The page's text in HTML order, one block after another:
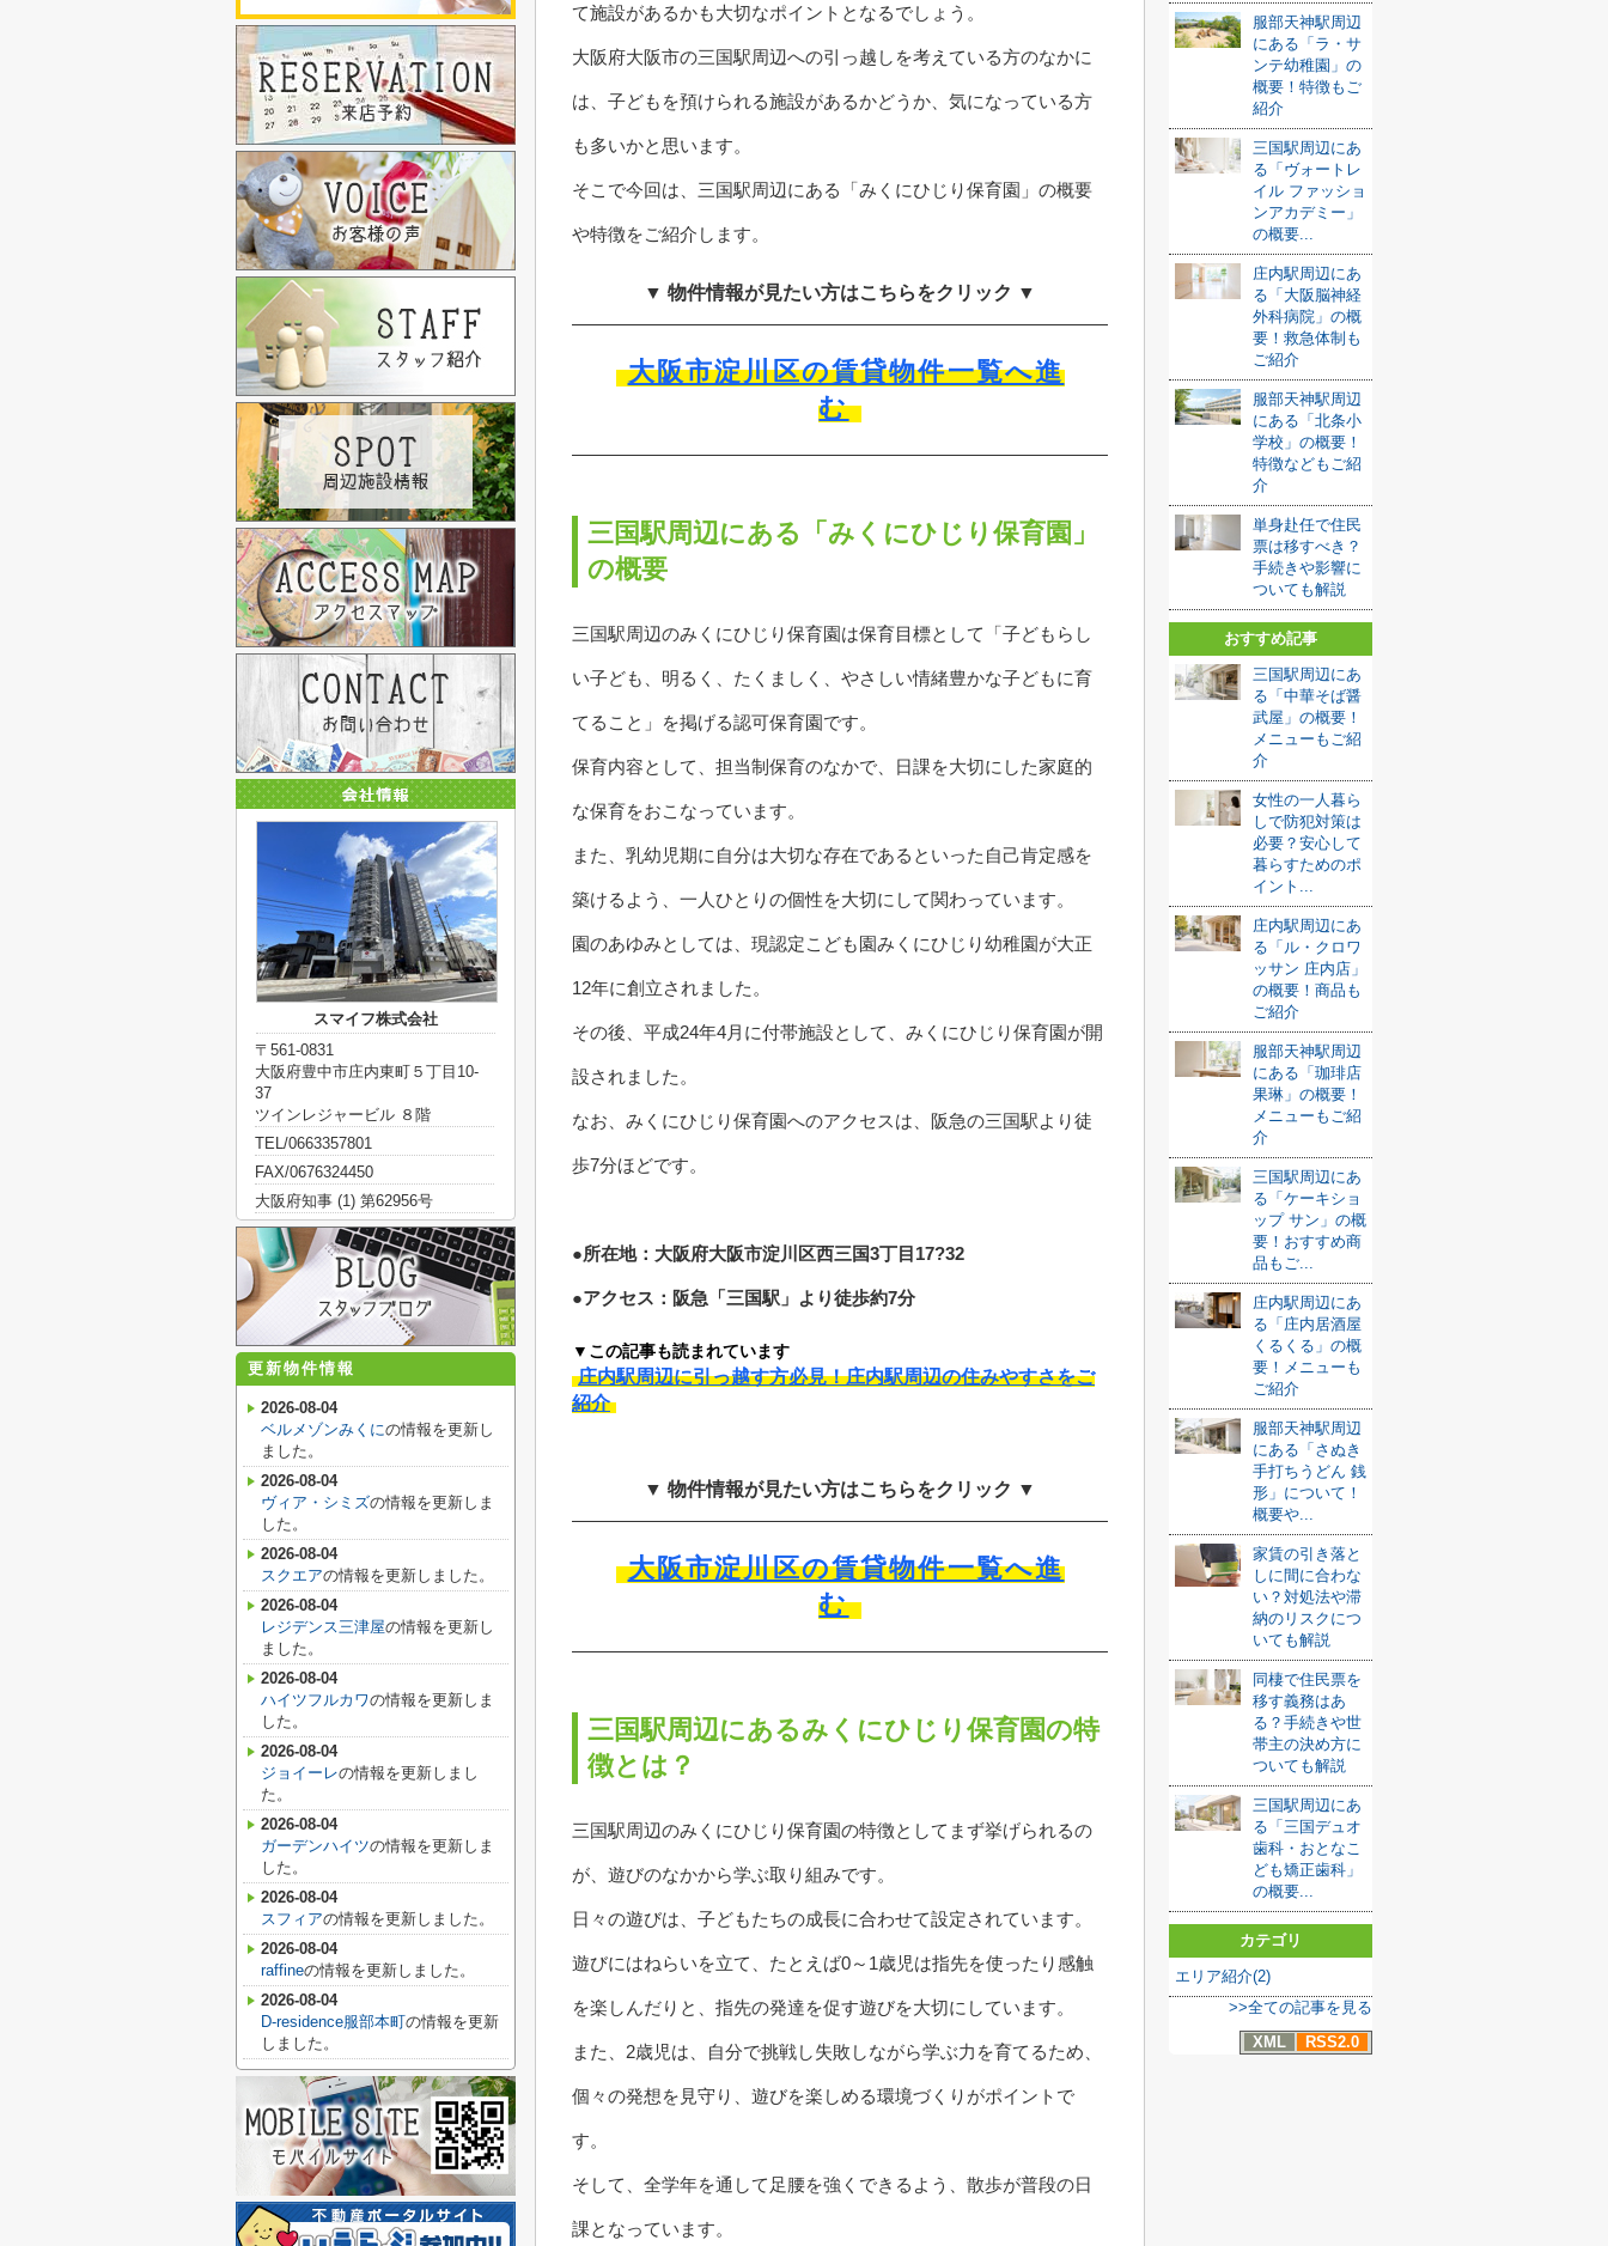
て施設があるかも大切なポイントとなるでしょう。
大阪府大阪市の三国駅周辺への引っ越しを考えている方のなかに
は、子どもを預けられる施設があるかどうか、気になっている方
も多いかと思います。
そこで今回は、三国駅周辺にある「みくにひじり保育園」の概要
や特徴をご紹介します。
▼ 物件情報が見たい方はこちらをクリック ▼
大阪市淀川区の賃貸物件一覧へ進
む
三国駅周辺にある「みくにひじり保育園」
の概要
三国駅周辺のみくにひじり保育園は保育目標として「子どもらし
い子ども、明るく、たくましく、やさしい情緒豊かな子どもに育
てること」を掲げる認可保育園です。
保育内容として、担当制保育のなかで、日課を大切にした家庭的
な保育をおこなっています。
また、乳幼児期に自分は大切な存在であるといった自己肯定感を
築けるよう、一人ひとりの個性を大切にして関わっています。
園のあゆみとしては、現認定こども園みくにひじり幼稚園が大正
12年に創立されました。
その後、平成24年4月に付帯施設として、みくにひじり保育園が開
設されました。
なお、みくにひじり保育園へのアクセスは、阪急の三国駅より徒
歩7分ほどです。
●所在地：大阪府大阪市淀川区西三国3丁目17?32
●アクセス：阪急「三国駅」より徒歩約7分
▼この記事も読まれています
庄内駅周辺に引っ越す方必見！庄内駅周辺の住みやすさをご
紹介
▼ 物件情報が見たい方はこちらをクリック ▼
大阪市淀川区の賃貸物件一覧へ進
む
三国駅周辺にあるみくにひじり保育園の特
徴とは？
三国駅周辺のみくにひじり保育園の特徴としてまず挙げられるの
が、遊びのなかから学ぶ取り組みです。
日々の遊びは、子どもたちの成長に合わせて設定されています。
遊びにはねらいを立て、たとえば0～1歳児は指先を使ったり感触
を楽しんだりと、指先の発達を促す遊びを大切にしています。
また、2歳児は、自分で挑戦し失敗しながら学ぶ力を育てるため、
個々の発想を見守り、遊びを楽しめる環境づくりがポイントで
す。
そして、全学年を通して足腰を強くできるよう、散歩が普段の日
課となっています。
服部天神駅周辺
にある「ラ・サ
ンテ幼稚園」の
概要！特徴もご
紹介
三国駅周辺にあ
る「ヴォートレ
イル ファッショ
ンアカデミー」
の概要...
庄内駅周辺にあ
る「大阪脳神経
外科病院」の概
要！救急体制も
ご紹介
服部天神駅周辺
にある「北条小
学校」の概要！
特徴などもご紹
介
単身赴任で住民
票は移すべき？
手続きや影響に
ついても解説
おすすめ記事
三国駅周辺にあ
る「中華そば醤
武屋」の概要！
メニューもご紹
介
女性の一人暮ら
しで防犯対策は
必要？安心して
暮らすためのポ
イント...
庄内駅周辺にあ
る「ル・クロワ
ッサン 庄内店」
の概要！商品も
ご紹介
服部天神駅周辺
にある「珈琲店
果琳」の概要！
メニューもご紹
介
三国駅周辺にあ
る「ケーキショ
ップ サン」の概
要！おすすめ商
品もご...
庄内駅周辺にあ
る「庄内居酒屋
くるくる」の概
要！メニューも
ご紹介
服部天神駅周辺
にある「さぬき
手打ちうどん 銭
形」について！
概要や...
家賃の引き落と
しに間に合わな
い？対処法や滞
納のリスクにつ
いても解説
同棲で住民票を
移す義務はあ
る？手続きや世
帯主の決め方に
ついても解説
三国駅周辺にあ
る「三国デュオ
歯科・おとなこ
ども矯正歯科」
の概要...
カテゴリ
エリア紹介(2)
>>全ての記事を見る
XML
RSS2.0
スマイフ株式会社
〒561-0831
大阪府豊中市庄内東町５丁目10-
37
ツインレジャービル ８階
TEL/0663357801
FAX/0676324450
大阪府知事 (1) 第62956号
更新物件情報
2026-08-04
ベルメゾンみくにの情報を更新し
ました。
2026-08-04
ヴィア・シミズの情報を更新しま
した。
2026-08-04
スクエアの情報を更新しました。
2026-08-04
レジデンス三津屋の情報を更新し
ました。
2026-08-04
ハイツフルカワの情報を更新しま
した。
2026-08-04
ジョイーレの情報を更新しまし
た。
2026-08-04
ガーデンハイツの情報を更新しま
した。
2026-08-04
スフィアの情報を更新しました。
2026-08-04
raffineの情報を更新しました。
2026-08-04
D-residence服部本町の情報を更新
しました。